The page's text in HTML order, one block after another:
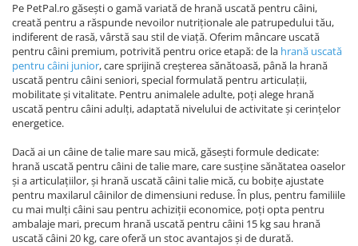
Pe PetPal.ro găsești o gamă variată de hrană uscată pentru câini,
creată pentru a răspunde nevoilor nutriționale ale patrupedului tău,
indiferent de rasă, vârstă sau stil de viață. Oferim mâncare uscată
pentru câini premium, potrivită pentru orice etapă: de la hrană uscată
pentru câini junior, care sprijină creșterea sănătoasă, până la hrană
uscată pentru câini seniori, special formulată pentru articulații,
mobilitate și vitalitate. Pentru animalele adulte, poți alege hrană
uscată pentru câini adulți, adaptată nivelului de activitate și cerințelor
energetice.
Dacă ai un câine de talie mare sau mică, găsești formule dedicate:
hrană uscată pentru câini de talie mare, care susține sănătatea oaselor
și a articulațiilor, și hrană uscată câini talie mică, cu bobițe ajustate
pentru maxilarul câinilor de dimensiuni reduse. În plus, pentru familiile
cu mai mulți câini sau pentru achiziții economice, poți opta pentru
ambalaje mari, precum hrană uscată pentru câini 15 kg sau hrană
uscată câini 20 kg, care oferă un stoc avantajos și de durată.